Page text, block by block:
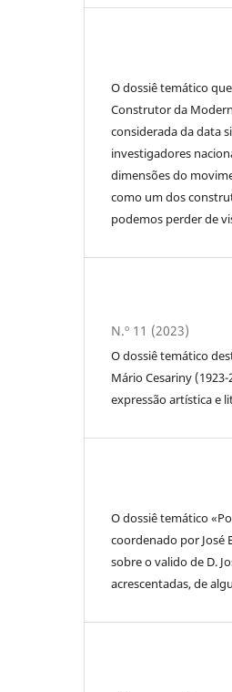
O dossiê temático
Construtor da
considerada da data
investigadores
dimensões do
como um dos
podemos perder de
N.º 11 (2023)
O dossiê temático
Mário Cesariny
expressão artística e
O dossiê temático
coordenado por José
sobre o valido de D.
acrescentadas, de